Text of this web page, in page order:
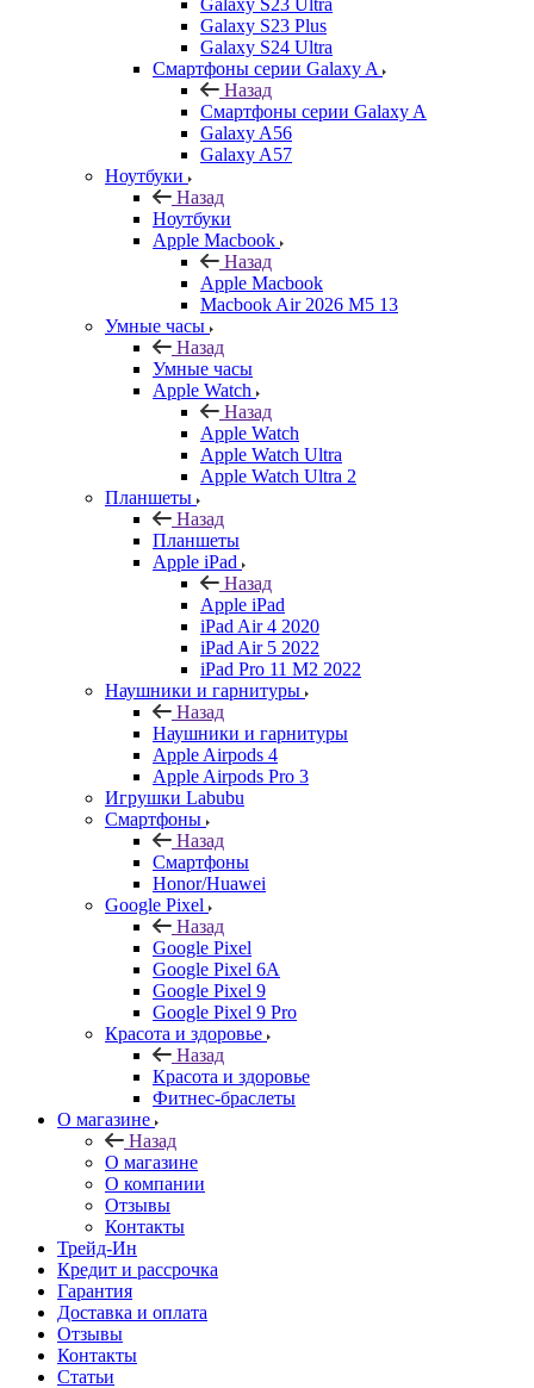
Galaxy S23 Ultra
Galaxy S23 Plus
Galaxy S24 Ultra
Смартфоны серии Galaxy A
Назад
Смартфоны серии Galaxy A
Galaxy A56
Galaxy A57
Ноутбуки
Назад
Ноутбуки
Apple Macbook
Назад
Apple Macbook
Macbook Air 2026 M5 13
Умные часы
Назад
Умные часы
Apple Watch
Назад
Apple Watch
Apple Watch Ultra
Apple Watch Ultra 2
Планшеты
Назад
Планшеты
Apple iPad
Назад
Apple iPad
iPad Air 4 2020
iPad Air 5 2022
iPad Pro 11 M2 2022
Наушники и гарнитуры
Назад
Наушники и гарнитуры
Apple Airpods 4
Apple Airpods Pro 3
Игрушки Labubu
Смартфоны
Назад
Смартфоны
Honor/Huawei
Google Pixel
Назад
Google Pixel
Google Pixel 6A
Google Pixel 9
Google Pixel 9 Pro
Красота и здоровье
Назад
Красота и здоровье
Фитнес-браслеты
О магазине
Назад
О магазине
О компании
Отзывы
Контакты
Трейд-Ин
Кредит и рассрочка
Гарантия
Доставка и оплата
Отзывы
Контакты
Статьи